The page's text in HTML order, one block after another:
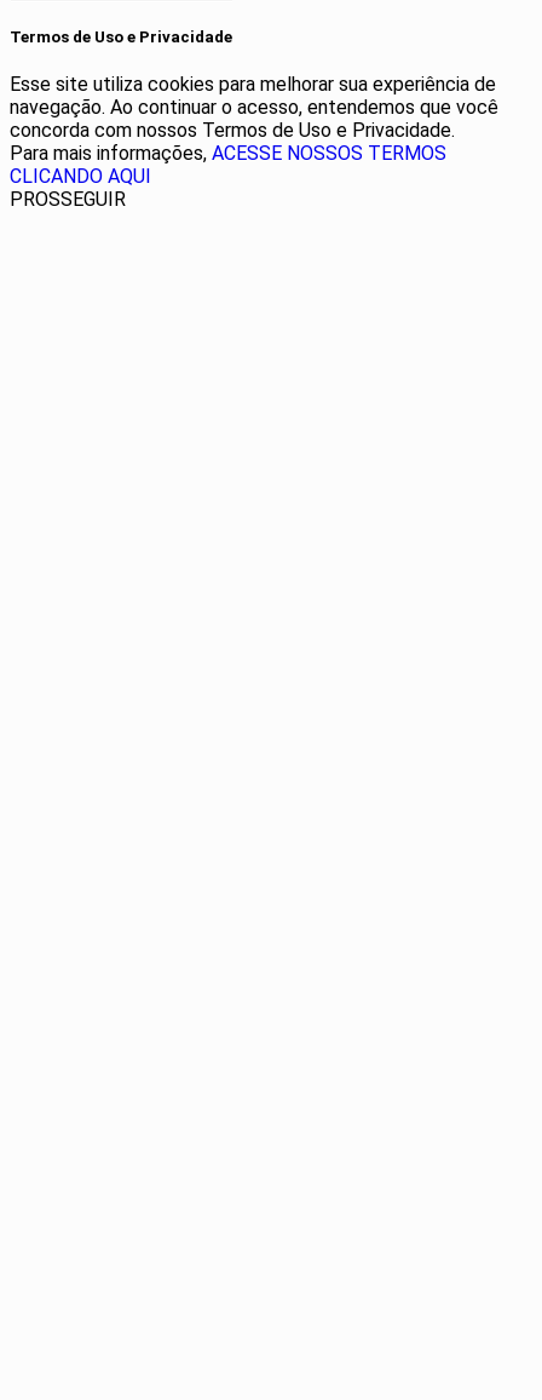
Termos de Uso e Privacidade
Esse site utiliza cookies para melhorar sua experiência de
navegação. Ao continuar o acesso, entendemos que você
concorda com nossos Termos de Uso e Privacidade.
Para mais informações, ACESSE NOSSOS TERMOS
CLICANDO AQUI
PROSSEGUIR